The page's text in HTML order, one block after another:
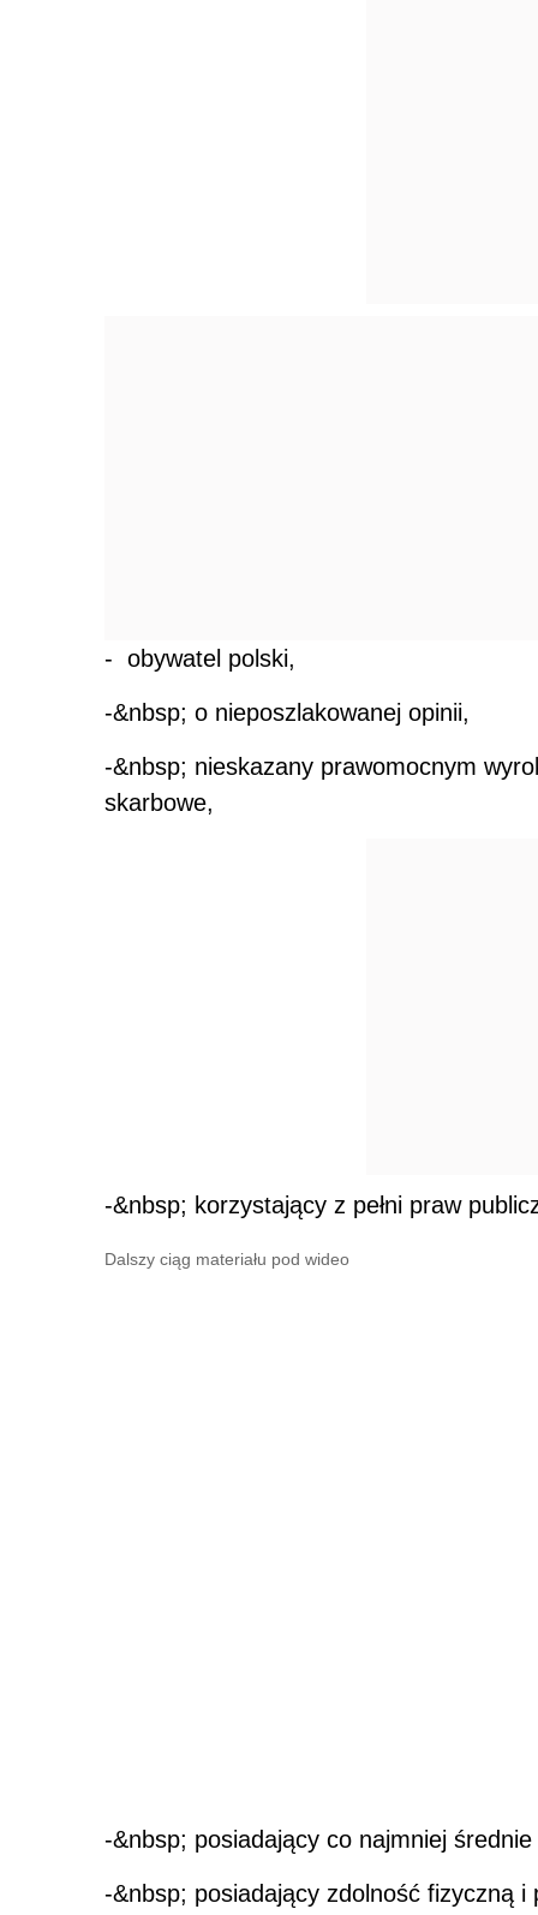
- obywatel polski,
-&nbsp; o nieposzlakowanej opinii,
-&nbsp; nieskazany prawomocnym
skarbowe,
-&nbsp; korzystający z pełni praw
Dalszy ciąg materiału pod wideo
-&nbsp; posiadający co najmniej średnie
-&nbsp; posiadający zdolność fizyczną i